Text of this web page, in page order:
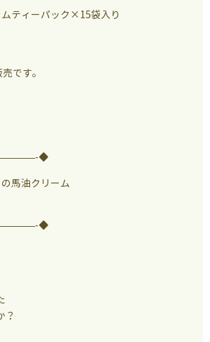
ティーパック×15袋入り
です。
◆
の馬油クリーム
◆
？